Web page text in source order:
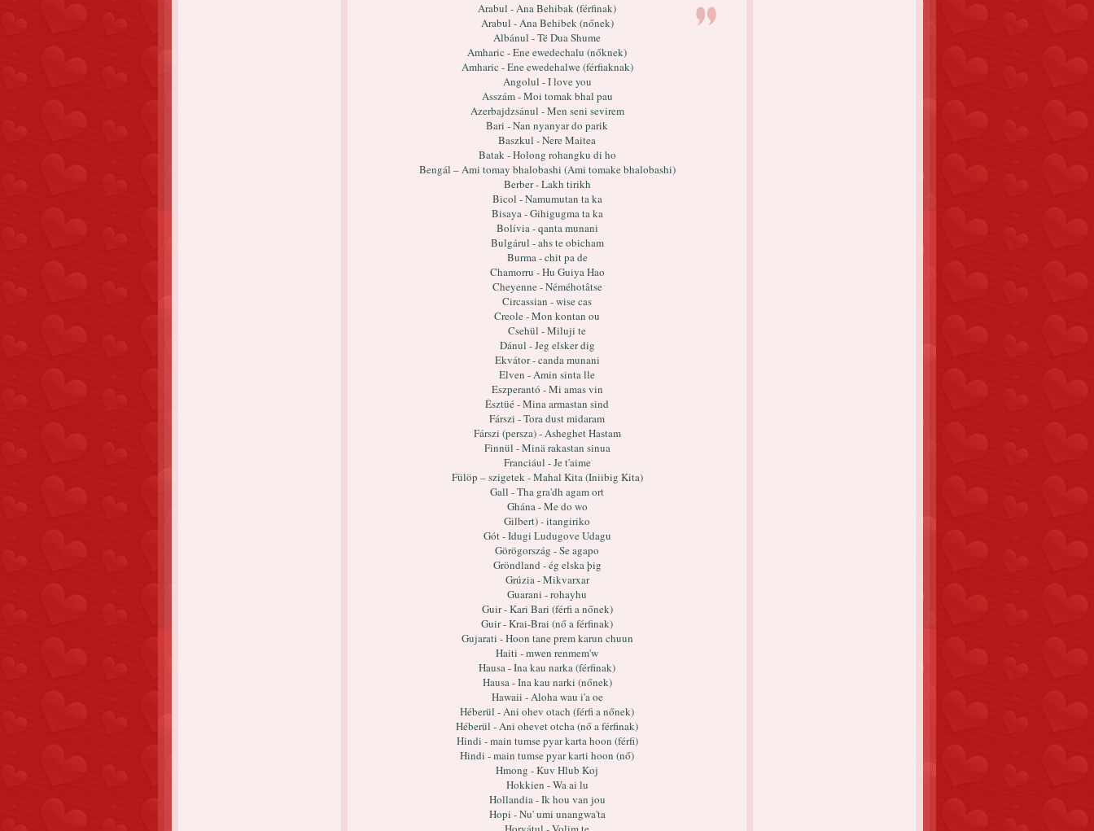
Arabul - Ana Behibak (férfinak)
Arabul - Ana Behibek (nőnek)
Albánul - Të Dua Shume
Amharic - Ene ewedechalu (nőknek)
Amharic - Ene ewedehalwe (férfiaknak)
Angolul - I love you
Asszám - Moi tomak bhal pau
Azerbajdzsánul - Men seni sevirem
Bari - Nan nyanyar do parik
Baszkul - Nere Maitea
Batak - Holong rohangku di ho
Bengál – Ami tomay bhalobashi (Ami tomake bhalobashi)
Berber - Lakh tirikh
Bicol - Namumutan ta ka
Bisaya - Gihigugma ta ka
Bolívia - qanta munani
Bulgárul - ahs te obicham
Burma - chit pa de
Chamorru - Hu Guiya Hao
Cheyenne - Néméhotâtse
Circassian - wise cas
Creole - Mon kontan ou
Csehül - Miluji te
Dánul - Jeg elsker dig
Ekvátor - canda munani
Elven - Amin sinta lle
Eszperantó - Mi amas vin
Észtüé - Mina armastan sind
Fárszi - Tora dust midaram
Fárszi (persza) - Asheghet Hastam
Finnül - Minä rakastan sinua
Franciául - Je t'aime
Fülöp – szigetek - Mahal Kita (Iniibig Kita)
Gall - Tha gra'dh agam ort
Ghána - Me do wo
Gilbert) - itangiriko
Gót - Idugi Ludugove Udagu
Görögország - Se agapo
Gröndland - ég elska þig
Grúzia - Mikvarxar
Guarani - rohayhu
Guir - Kari Bari (férfi a nőnek)
Guir - Krai-Brai (nő a férfinak)
Gujarati - Hoon tane prem karun chuun
Haiti - mwen renmem'w
Hausa - Ina kau narka (férfinak)
Hausa - Ina kau narki (nőnek)
Hawaii - Aloha wau i'a oe
Héberül - Ani ohev otach (férfi a nőnek)
Héberül - Ani ohevet otcha (nő a férfinak)
Hindi - main tumse pyar karta hoon (férfi)
Hindi - main tumse pyar karti hoon (nő)
Hmong - Kuv Hlub Koj
Hokkien - Wa ai lu
Hollandia - Ik hou van jou
Hopi - Nu' umi unangwa'ta